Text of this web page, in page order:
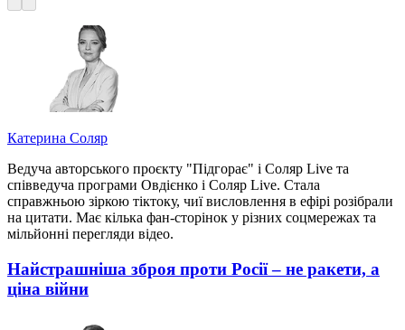
Катерина Соляр
Ведуча авторського проєкту "Підгорає" і Соляр Live та
співведуча програми Овдієнко і Соляр Live. Стала
справжньою зіркою тіктоку, чиї висловлення в ефірі розібрали
на цитати. Має кілька фан-сторінок у різних соцмережах та
мільйонні перегляди відео.
Найстрашніша зброя проти Росії – не ракети, а
ціна війни